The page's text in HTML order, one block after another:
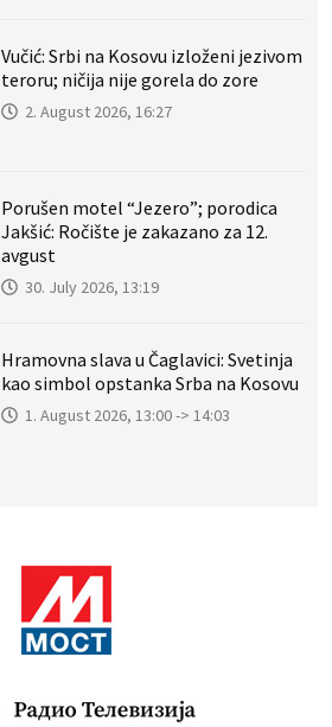
Vučić: Srbi na Kosovu izloženi jezivom
teroru; ničija nije gorela do zore
2. August 2026, 16:27
Porušen motel “Jezero”; porodica
Jakšić: Ročište je zakazano za 12.
avgust
30. July 2026, 13:19
Hramovna slava u Čaglavici: Svetinja
kao simbol opstanka Srba na Kosovu
1. August 2026, 13:00 -> 14:03